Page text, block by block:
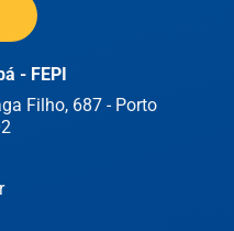
- FEPI
Filho, 687 - Porto